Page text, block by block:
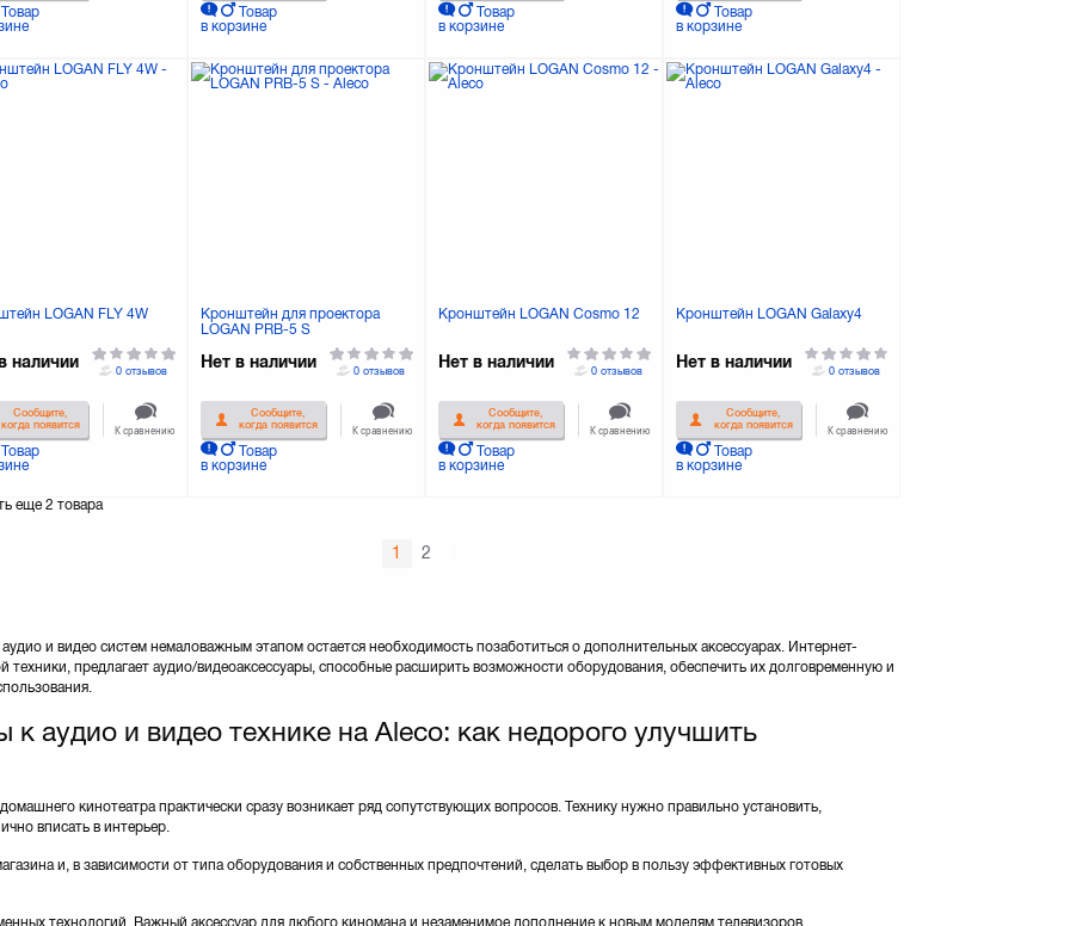
Товар
Товар
в корзине
Товар
в корзине
Товар
в корзине
LOGAN FLY 4W
наличии
Сообщите,
когда появится
Товар
0 отзывов
К сравнению
Кронштейн для проектора
LOGAN PRB-5 S
Нет в наличии
Сообщите,
когда появится
Товар
в корзине
0 отзывов
К сравнению
Кронштейн LOGAN Cosmo 12
Нет в наличии
Сообщите,
когда появится
Товар
в корзине
0 отзывов
К сравнению
Кронштейн LOGAN Galaxy4
Нет в наличии
Сообщите,
когда появится
Товар
в корзине
0 отзывов
К сравнению
еще2 товара
1 2
и видео систем немаловажным этапом остается необходимость позаботиться о дополнительных аксессуарах. Интернет-
техники, предлагает аудио/видеоаксессуары, способные расширить возможности оборудования, обеспечить их долговременную и
аудио и видео технике на Aleco: как недорого улучшить
кинотеатра практически сразу возникает ряд сопутствующих вопросов. Технику нужно правильно установить,
вписать в интерьер.
и, в зависимости от типа оборудования и собственных предпочтений, сделать выбор в пользу эффективных готовых